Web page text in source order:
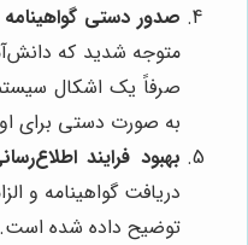
صدور دستی
متوجه شدید که
صرفاً یک اشکال
به صورت دستی برای
بهبود فرایند
دریافت گواهینامه و
توضیح داده شده است.